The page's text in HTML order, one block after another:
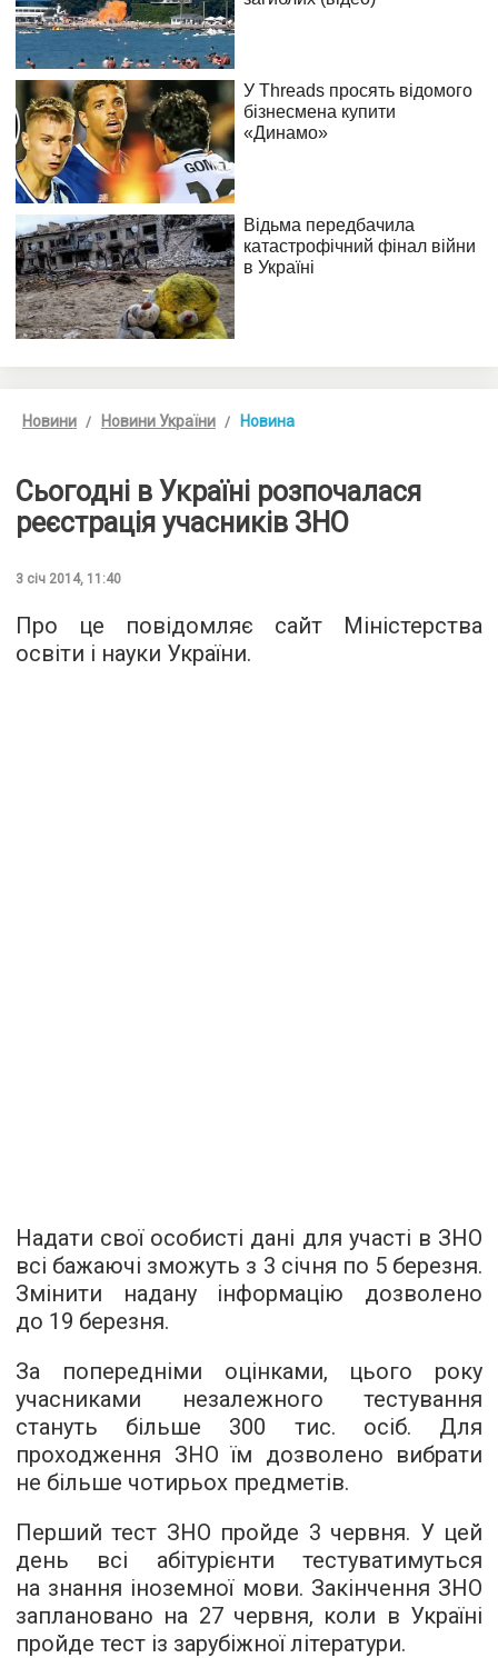
Новини Новини України Новина
Сьогодні в Україні розпочалася
реєстрація учасників ЗНО
3 січ 2014, 11:40
Про це повідомляє сайт Міністерства
освіти і науки України.
Надати свої особисті дані для участі в ЗНО
всі бажаючі зможуть з 3 січня по 5 березня.
Змінити надану інформацію дозволено
до 19 березня.
За попередніми оцінками, цього року
учасниками незалежного тестування
стануть більше 300 тис. осіб. Для
проходження ЗНО їм дозволено вибрати
не більше чотирьох предметів.
Перший тест ЗНО пройде 3 червня. У цей
день всі абітурієнти тестуватимуться
на знання іноземної мови. Закінчення ЗНО
заплановано на 27 червня, коли в Україні
пройде тест із зарубіжної літератури.